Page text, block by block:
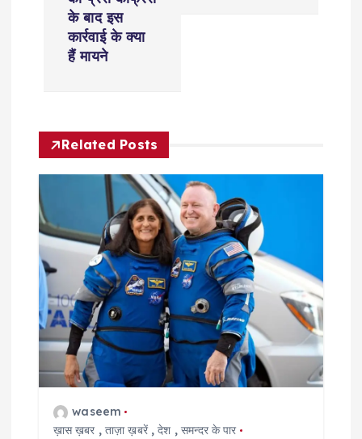
v
g
a
t
o
n
के बाद इस
कार्रवाई के क्या
हैं मायने
Related Posts
waseem
ख़ास ख़बर ,ताज़ा ख़बरें,देश ,समन्दर के पार